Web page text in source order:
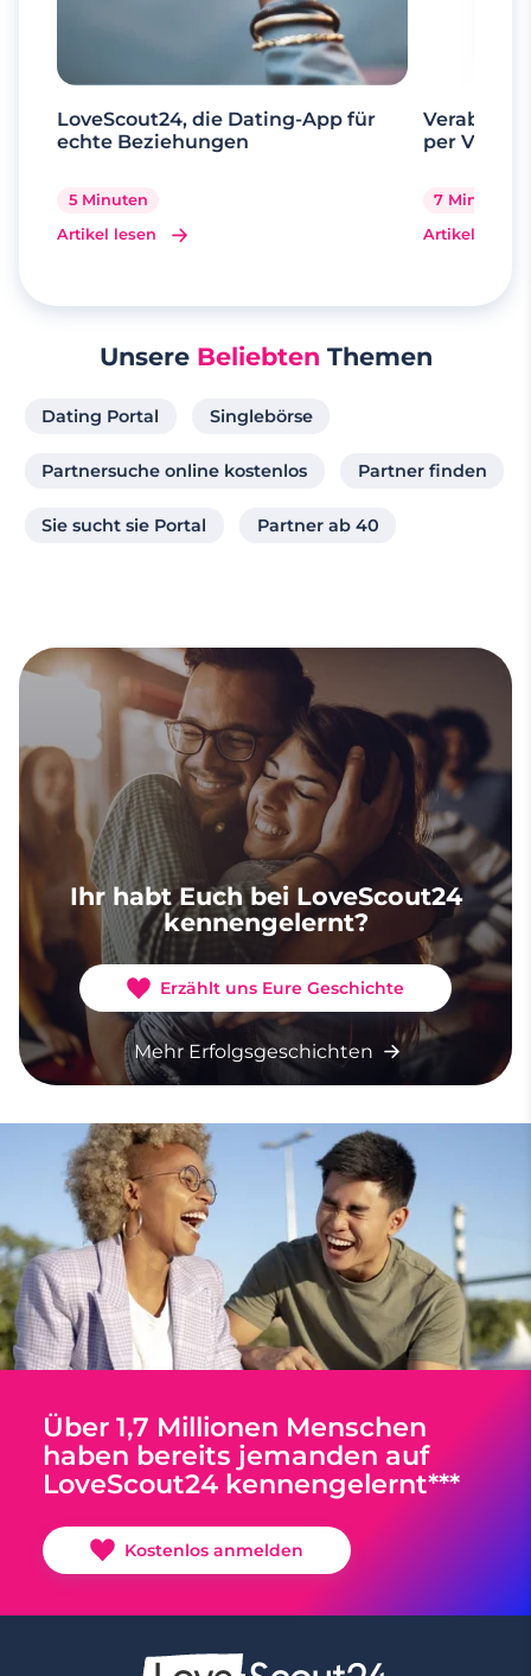
LoveScout24, die Dating-App für
echte Beziehungen
5 Minuten
Artikel lesen
per
7 Minuten
Artikel lesen
Unsere Beliebten Themen
Dating Portal Singlebörse
Partnersuche online kostenlos Partner finden
Sie sucht sie Portal Partner ab 40
Ihr habt Euch bei LoveScout24
kennengelernt?
Erzählt uns Eure Geschichte
Mehr Erfolgsgeschichten
Über 1,7 Millionen Menschen
haben bereits jemanden auf
LoveScout24 kennengelernt***
Kostenlos anmelden